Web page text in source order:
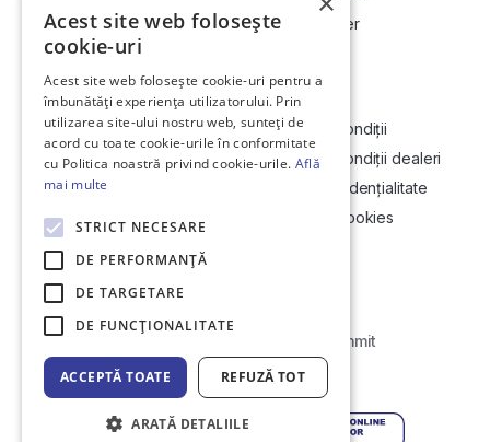
Cum vând la licitație?
Devino dealer
Link-uri utile
Informații utile vizionare
Contact
Soluționarea Online a litigiilor
ANCP
Compania
Termeni și condiții
Termeni și condiții dealeri
Politică confidențialitate
Politica de cookies
Initial Commit
© Copyright 2026 DirektCar
Acest site web folosește
cookie-uri
Acest site web folosește cookie-uri pentru a
îmbunătăți experiența utilizatorului. Prin
utilizarea site-ului nostru web, sunteți de
acord cu toate cookie-urile în conformitate
cu Politica noastră privind cookie-urile. Află
mai multe
STRICT NECESARE
DE PERFORMANȚĂ
DE TARGETARE
DE FUNCŢIONALITATE
ACCEPTĂ TOATE REFUZĂ TOT
ARATĂ DETALIILE